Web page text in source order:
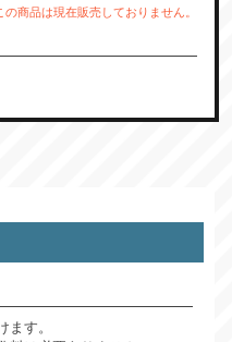
の商品は現在販売しておりません。
ます。